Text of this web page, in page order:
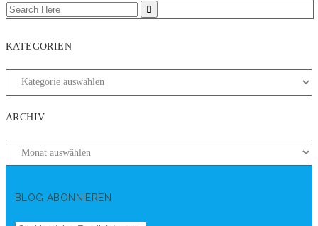
KATEGORIEN
ARCHIV
BLOG ABONNIEREN